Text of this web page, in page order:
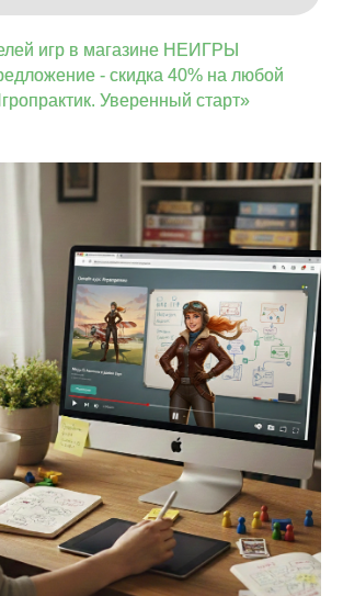
игр в магазине НЕИГРЫ
- скидка 40% на любой
Уверенный старт»